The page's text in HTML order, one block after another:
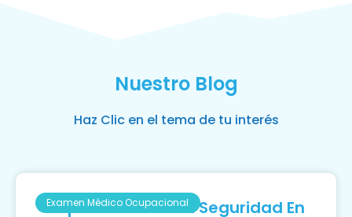
Nuestro Blog
Haz Clic en el tema de tu interés
Examen Médico Ocupacional
Importancia De La Seguridad En